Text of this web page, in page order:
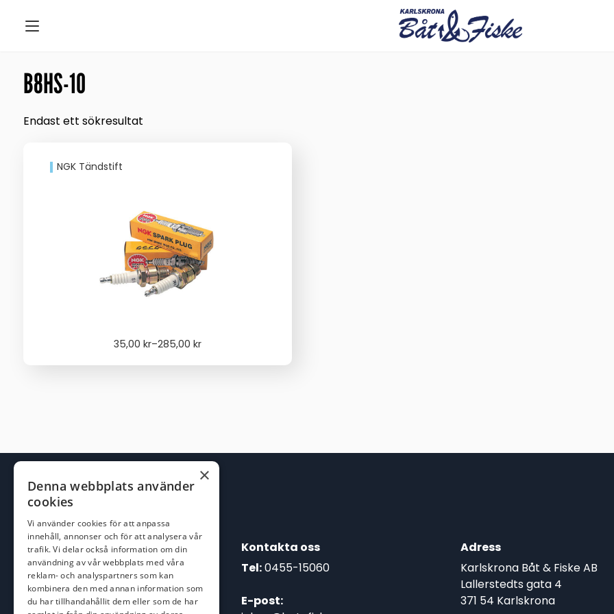
B8HS-10
Endast ett sökresultat
NGK Tändstift
35,00 kr–285,00 kr
Price
Kontakta oss
Tel:0455-15060
E-post:
Adress
Karlskrona Båt & Fiske AB
Lallerstedts gata 4
371 54 Karlskrona
×
Denna webbplats använder
cookies
Vi använder cookies för att anpassa
innehåll, annonser och för att analysera vår
trafik. Vi delar också information om din
användning av vår webbplats med våra
reklam- och analyspartners som kan
kombinera den med annan information som
du har tillhandahållit dem eller som de har